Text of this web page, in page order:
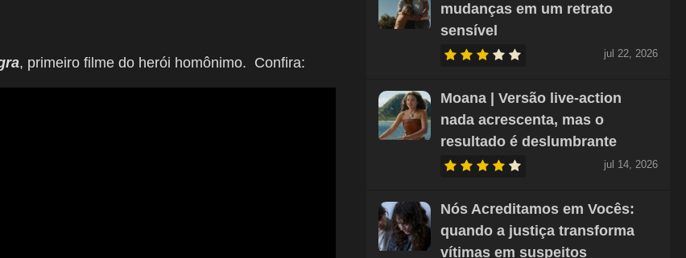
, primeiro filme do herói homônimo. Confira:
mudanças em um retrato
sensível
jul 22, 2026
Moana | Versão live-action
nada acrescenta, mas o
resultado é deslumbrante
jul 14, 2026
Nós Acreditamos em Vocês:
quando a justiça transforma
vítimas em suspeitos